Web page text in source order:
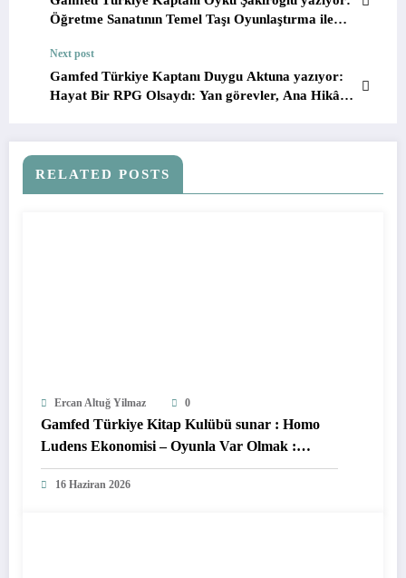
Öğretme Sanatının Temel Taşı Oyunlaştırma ile
Next post
Gamfed Türkiye Kaptanı Duygu Aktuna yazıyor:
Hayat Bir RPG Olsaydı: Yan görevler, Ana Hikâye
RELATED POSTS
Ercan Altuğ Yilmaz 0
Gamfed Türkiye Kitap Kulübü sunar : Homo
Ludens Ekonomisi – Oyunla Var Olmak :
Gökhan Tosun
16 Haziran 2026